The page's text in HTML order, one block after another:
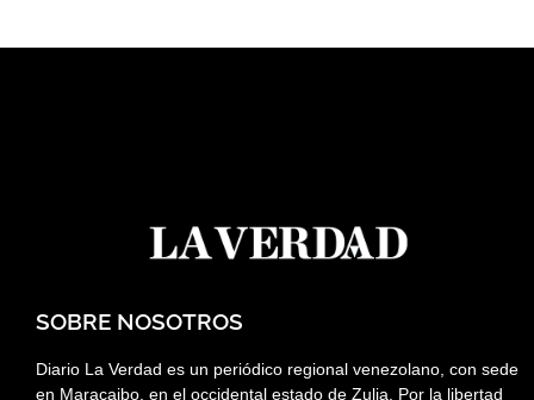
SOBRE NOSOTROS
Diario La Verdad es un periódico regional venezolano, con sede
en Maracaibo, en el occidental estado de Zulia. Por la libertad